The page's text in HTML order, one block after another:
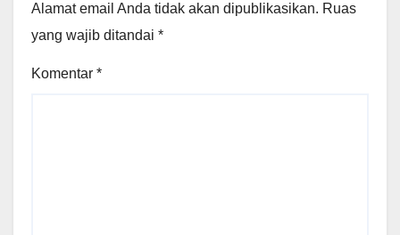
Alamat email Anda tidak akan dipublikasikan. Ruas
yang wajib ditandai *
Komentar *